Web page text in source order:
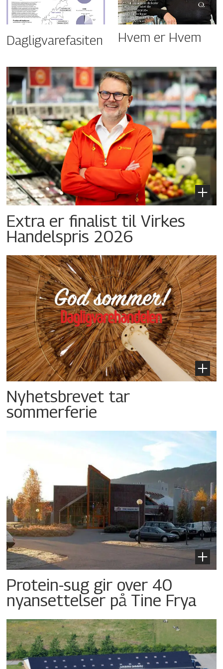
Dagligvarefasiten Hvem er Hvem
Extra er finalist til Virkes
Handelspris 2026
Nyhetsbrevet tar
sommerferie
Protein-sug gir over 40
nyansettelser på Tine Frya